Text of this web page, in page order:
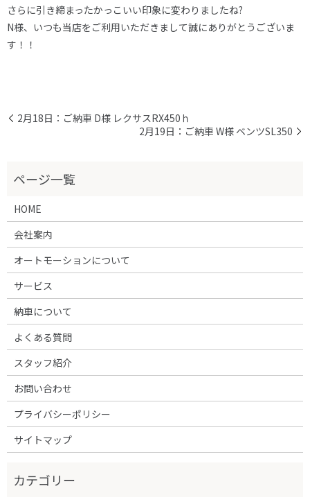
さらに引き締まったかっこいい印象に変わりましたね?
N様、いつも当店をご利用いただきまして誠にありがとうございま
す！！
2月18日：ご納車 D様 レクサスRX450ｈ
2月19日：ご納車 W様 ベンツSL350
HOME
会社案内
オートモーションについて
サービス
納車について
よくある質問
スタッフ紹介
お問い合わせ
プライバシーポリシー
サイトマップ